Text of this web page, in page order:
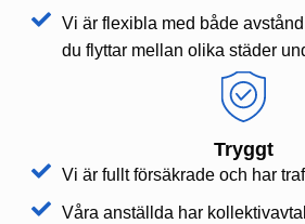
Vi är flexibla med både
du flyttar mellan olika städer
Tryggt
Vi är fullt försäkrade och har
Våra anställda har kollektivavtal